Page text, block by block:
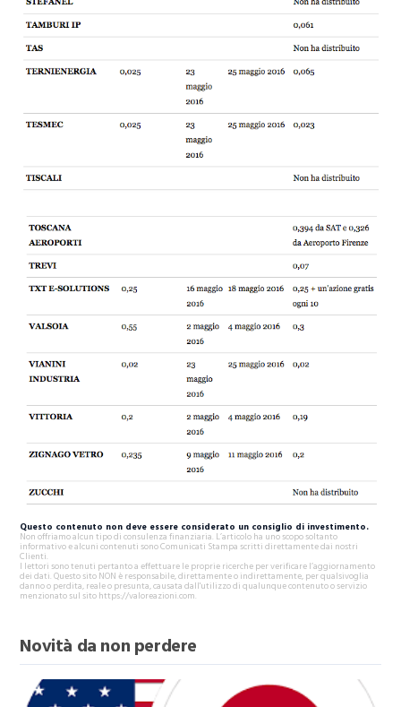
Questo contenuto non deve essere considerato un consiglio di investimento.
Non offriamo alcun tipo di consulenza finanziaria. L’articolo ha uno scopo soltanto
informativo e alcuni contenuti sono Comunicati Stampa scritti direttamente dai nostri
Clienti.
I lettori sono tenuti pertanto a effettuare le proprie ricerche per verificare l’aggiornamento
dei dati. Questo sito NON è responsabile, direttamente o indirettamente, per qualsivoglia
danno o perdita, reale o presunta, causata dall'utilizzo di qualunque contenuto o servizio
menzionato sul sito https://valoreazioni.com.
Novità da non perdere